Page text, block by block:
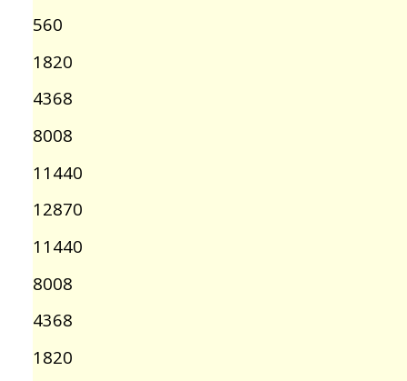
560
1820
4368
8008
11440
12870
11440
8008
4368
1820